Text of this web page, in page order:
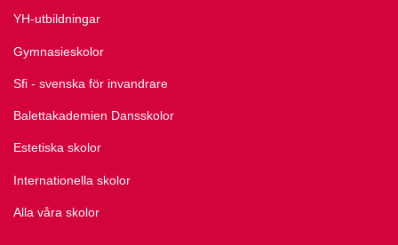
YH-utbildningar
Gymnasieskolor
Sfi - svenska för invandrare
Balettakademien Dansskolor
Estetiska skolor
Internationella skolor
Alla våra skolor